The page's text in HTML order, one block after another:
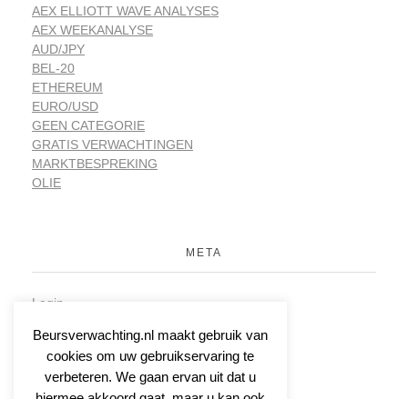
AEX ELLIOTT WAVE ANALYSES
AEX WEEKANALYSE
AUD/JPY
BEL-20
ETHEREUM
EURO/USD
GEEN CATEGORIE
GRATIS VERWACHTINGEN
MARKTBESPREKING
OLIE
META
Login
Reacties feed
WordPress.org
Beursverwachting.nl maakt gebruik van
cookies om uw gebruikservaring te
verbeteren. We gaan ervan uit dat u